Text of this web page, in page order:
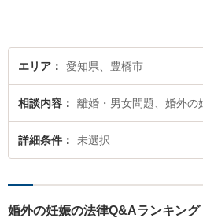
分】
エリア
愛知県、豊橋市
相談内容 離婚・男女問題、婚外の
詳細条件 未選択
婚外の妊娠の法律Q&Aランキング